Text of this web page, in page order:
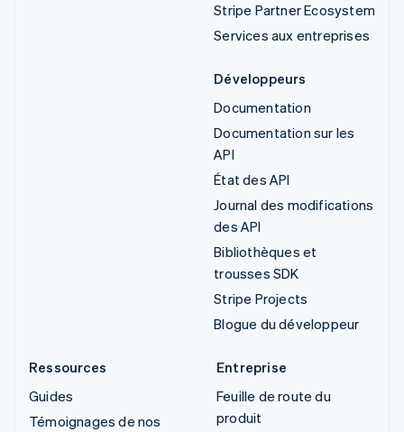
Stripe Partner Ecosystem
Services aux entreprises
Développeurs
Documentation
Documentation sur les
API
État des API
Journal des modifications
des API
Bibliothèques et
trousses SDK
Stripe Projects
Blogue du développeur
Ressources
Guides
Témoignages de nos
Entreprise
Feuille de route du
produit